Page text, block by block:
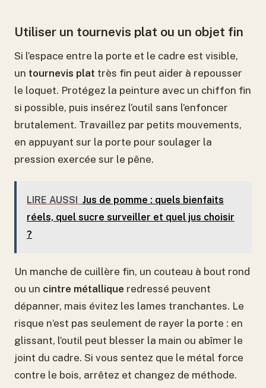
Utiliser un tournevis plat ou un objet fin
Si l’espace entre la porte et le cadre est visible,
un tournevis plat très fin peut aider à repousser
le loquet. Protégez la peinture avec un chiffon fin
si possible, puis insérez l’outil sans l’enfoncer
brutalement. Travaillez par petits mouvements,
en appuyant sur la porte pour soulager la
pression exercée sur le pêne.
LIRE AUSSI Jus de pomme : quels bienfaits
réels, quel sucre surveiller et quel jus choisir
?
Un manche de cuillère fin, un couteau à bout rond
ou un cintre métallique redressé peuvent
dépanner, mais évitez les lames tranchantes. Le
risque n’est pas seulement de rayer la porte : en
glissant, l’outil peut blesser la main ou abîmer le
joint du cadre. Si vous sentez que le métal force
contre le bois, arrêtez et changez de méthode.